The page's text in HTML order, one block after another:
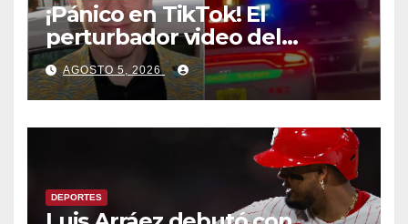
¡Pánico en TikTok! El
perturbador video del
famoso influencer Perez
Hilton que obligó a sus fans a
pedir ayuda médica
AGOSTO 5, 2026
DEPORTES